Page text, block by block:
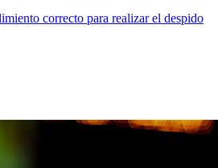
correcto para realizar el despido